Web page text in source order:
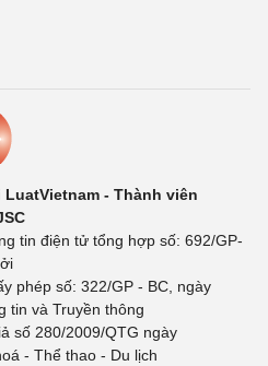
- Thành viên
tin điện tử tổng hợp số: 692/GP-
phép số: 322/GP - BC, ngày
tin và Truyền thông
số 280/2009/QTG ngày
- Thể thao - Du lịch